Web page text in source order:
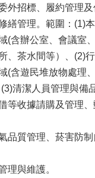
外招標、履約管理
繕管理。範圍：(1)
(含辦公室、會議室
、茶水間等）、(2)
(含遊民堆放物處理
清潔人員管理與備
等收據請購及管理、
品質管理、菸害防制
理與維護。